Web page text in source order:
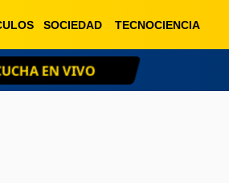
SOCIEDAD TECNOCIENCIA
EN VIVO